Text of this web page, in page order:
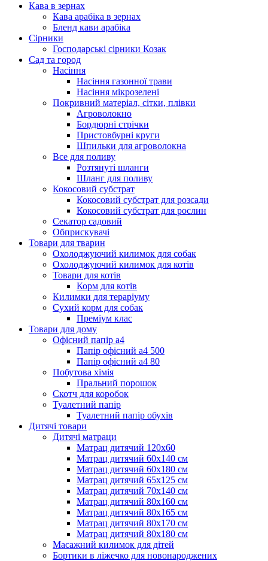
Кава в зернах
Кава арабіка в зернах
Бленд кави арабіка
Сірники
Господарські сірники Козак
Сад та город
Насіння
Насіння газонної трави
Насіння мікрозелені
Покривний матеріал, сітки, плівки
Агроволокно
Бордюрні стрічки
Пристовбурні круги
Шпильки для агроволокна
Все для поливу
Розтянуті шланги
Шланг для поливу
Кокосовий субстрат
Кокосовий субстрат для розсади
Кокосовий субстрат для рослин
Секатор садовий
Обприскувачі
Товари для тварин
Охолоджуючий килимок для собак
Охолоджуючий килимок для котів
Товари для котів
Корм для котів
Килимки для тераріуму
Сухий корм для собак
Преміум клас
Товари для дому
Офісний папір а4
Папір офісний а4 500
Папір офісний а4 80
Побутова хімія
Пральний порошок
Скотч для коробок
Туалетний папір
Туалетний папір обухів
Дитячі товари
Дитячі матраци
Матрац дитячий 120х60
Матрац дитячий 60х140 см
Матрац дитячий 60х180 см
Матрац дитячий 65х125 см
Матрац дитячий 70х140 см
Матрац дитячий 80х160 см
Матрац дитячий 80х165 см
Матрац дитячий 80х170 см
Матрац дитячий 80х180 см
Масажний килимок для дітей
Бортики в ліжечко для новонароджених